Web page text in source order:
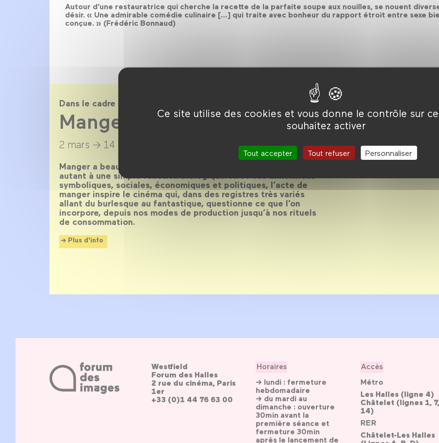
Ce site utilise des cookies et vous donne le contrôle sur
souhaitez activer
Tout accepter Tout refuser Personnaliser
Autour d’une restauratrice qui cherche la recette de la parfaite soupe aux nouilles, se nouent
désir. « Une admirable comédie culinaire […] qui traite avec bonheur du rapport étroit entre sexe
conçue. » (Frédéric Bonnaud)
Dans le cadre de
Manger !
2 mars → 14 avril 2016
Manger a beau être un besoin primaire, il ne se réduit pas pour
autant à une simple fonction biologique. Avec ses dimensions
symboliques, sociales, économiques et politiques, l’acte de
manger inspire le cinéma qui, dans des registres très variés
allant du burlesque au fantastique, questionne ce que l’on
incorpore, depuis nos modes de production jusqu’à nos rituels
de consommation.
Plus d'info
Westfield
Forum des Halles
2 rue du cinéma, Paris
1er
+33 (0)1 44 76 63 00
Horaires
→ lundi : fermeture
hebdomadaire
→ du mardi au
dimanche : ouverture
30min avant la
première séance et
fermeture 30min
après le lancement de
Accès
Métro
Les Halles (ligne 4)
Châtelet (lignes 1, 7,
14)
RER
Châtelet-Les Halles